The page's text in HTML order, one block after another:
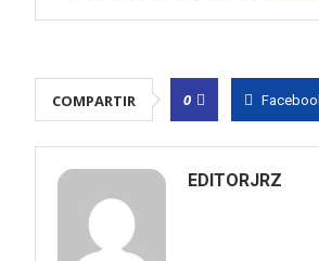
COMPARTIR 0
EDITORJRZ